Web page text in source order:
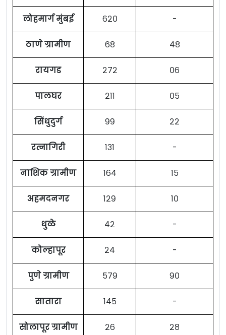
लोहमार्ग मुंबई ६२० -
ठाणे ग्रामीण ६८ ४८
रायगड २७२ ०६
पालघर २११ ०५
सिंधुदुर्ग ९९ २२
रत्नागिरी १३१ -
नाशिक ग्रामीण १६४ १५
अहमदनगर १२९ १०
धुळे ४२ -
कोल्हापूर २४ -
पुणे ग्रामीण ५७९ ९०
सातारा १४५ -
सोलापूर ग्रामीण २६ २८